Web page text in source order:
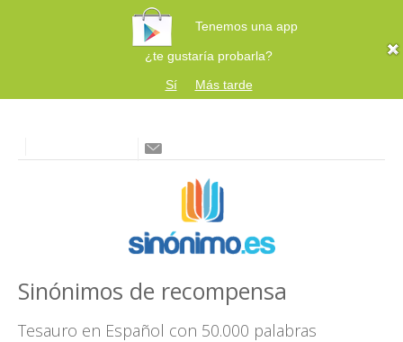
Tenemos una app
¿te gustaría probarla?
Sí
Más tarde
Sinónimos de recompensa
Tesauro en Español con 50.000 palabras